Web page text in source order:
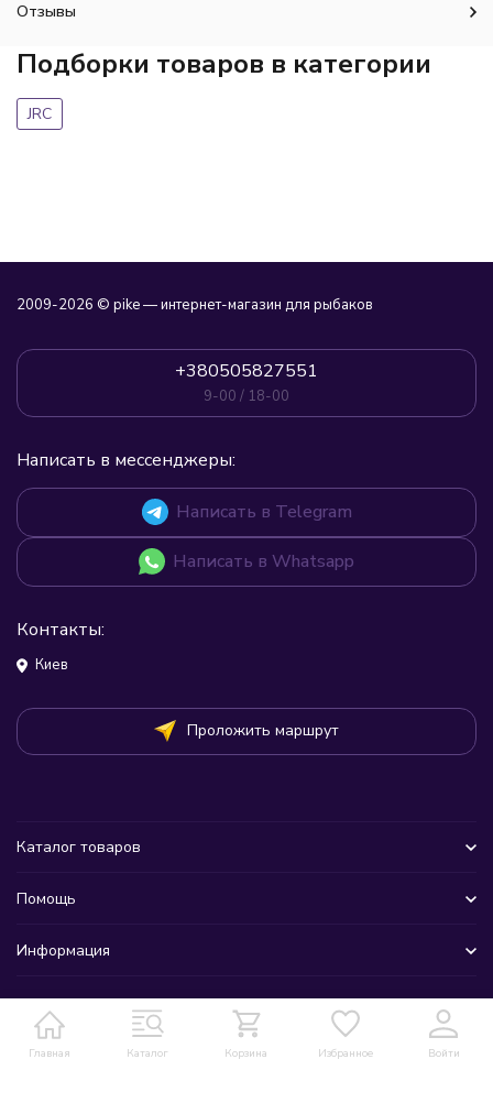
Отзывы
Подборки товаров в категории
JRC
Главная Каталог Корзина Избранное Войти
2009-2026 © pike — интернет-магазин для рыбаков
+380505827551
9-00 / 18-00
Написать в мессенджеры:
Написать в Telegram
Написать в Whatsapp
Контакты:
Киев
Проложить маршрут
Каталог товаров
Помощь
Информация